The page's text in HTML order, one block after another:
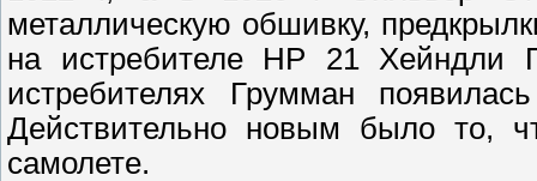
металлическую обшивку,
на истребителе HP 21
истребителях Грумман
Действительно новым было то,
самолете.